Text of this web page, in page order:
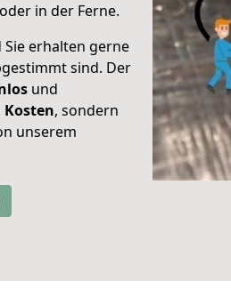
in der Ferne.
erhalten gerne
sind. Der
und
, sondern
unserem